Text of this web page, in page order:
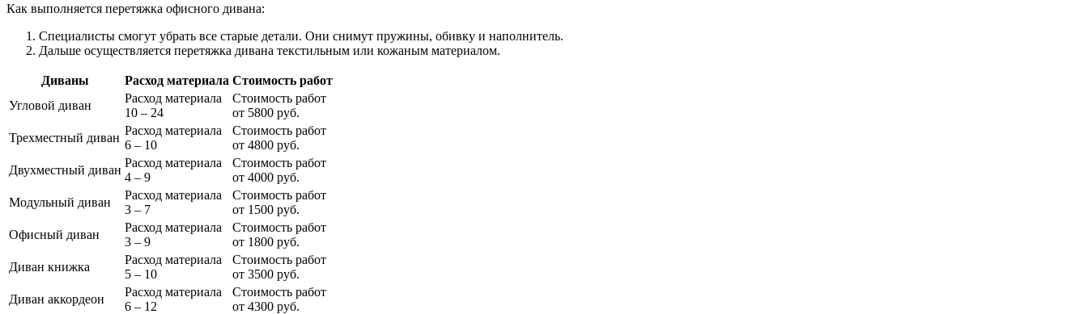
Как выполняется перетяжка офисного дивана:
Специалисты смогут убрать все старые детали. Они снимут пружины, обивку и наполнитель.
Дальше осуществляется перетяжка дивана текстильным или кожаным материалом.
Диваны Расход материала Стоимость работ
Угловой диван
Расход материала
10 – 24
Стоимость работ
от 5800 руб.
Трехместный диван
Расход материала
6 – 10
Стоимость работ
от 4800 руб.
Двухместный диван
Расход материала
4 – 9
Стоимость работ
от 4000 руб.
Модульный диван
Расход материала
3 – 7
Стоимость работ
от 1500 руб.
Офисный диван
Расход материала
3 – 9
Стоимость работ
от 1800 руб.
Диван книжка
Расход материала
5 – 10
Стоимость работ
от 3500 руб.
Диван аккордеон
Расход материала
6 – 12
Стоимость работ
от 4300 руб.